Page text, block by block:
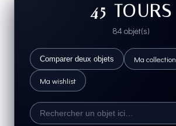
45 TOURS
84 objet(s)
Comparer deux objets Ma collection
Ma wishlist